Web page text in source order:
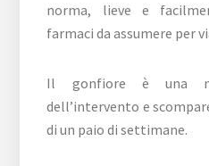
norma, lieve e
farmaci da assumere per
Il gonfiore è una
dell’intervento e
di un paio di settimane.